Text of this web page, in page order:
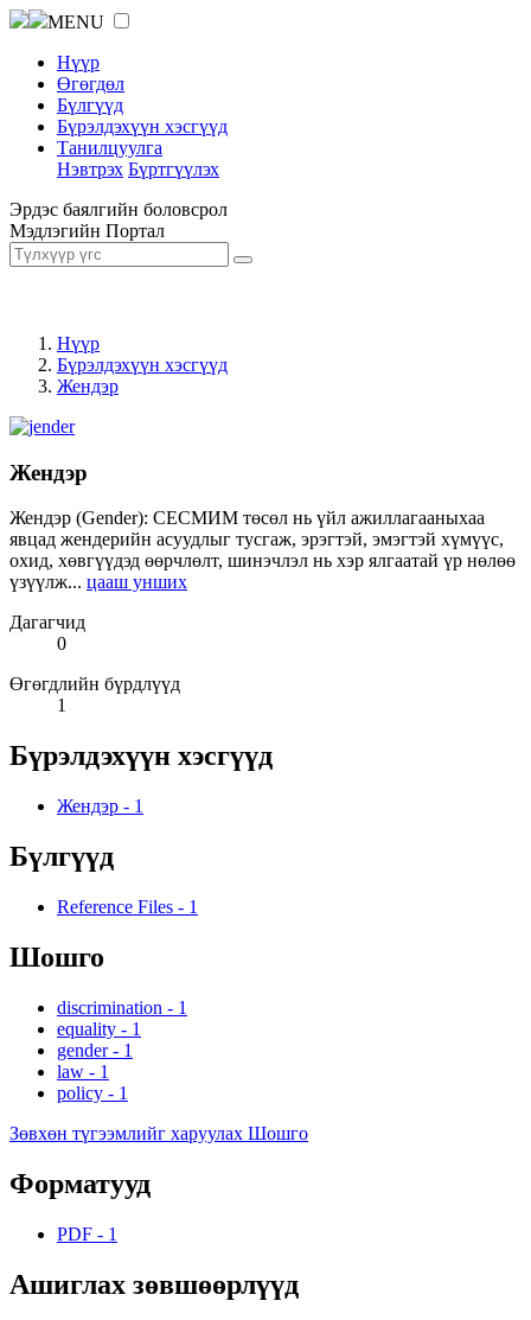
MENU
Нүүр
Өгөгдөл
Бүлгүүд
Бүрэлдэхүүн хэсгүүд
Танилцуулга
Нэвтрэх Бүртгүүлэх
Эрдэс баялгийн боловсрол
Мэдлэгийн Портал
Нүүр
Бүрэлдэхүүн хэсгүүд
Жендэр
Жендэр
Жендэр (Gender): СЕСМИМ төсөл нь үйл ажиллагааныхаа
явцад жендерийн асуудлыг тусгаж, эрэгтэй, эмэгтэй хүмүүс,
охид, хөвгүүдэд өөрчлөлт, шинэчлэл нь хэр ялгаатай үр нөлөө
үзүүлж... цааш унших
Дагагчид
0
Өгөгдлийн бүрдлүүд
1
Бүрэлдэхүүн хэсгүүд
Жендэр - 1
Бүлгүүд
Reference Files - 1
Шошго
discrimination - 1
equality - 1
gender - 1
law - 1
policy - 1
Зөвхөн түгээмлийг харуулах Шошго
Форматууд
PDF - 1
Ашиглах зөвшөөрлүүд